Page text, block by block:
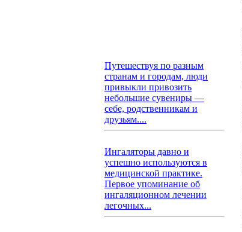
Путешествуя по разным
странам и городам, люди
привыкли привозить
небольшие сувениры —
себе, родственникам и
друзьям....
Ингаляторы давно и
успешно используются в
медицинской практике.
Первое упоминание об
ингаляционном лечении
легочных...